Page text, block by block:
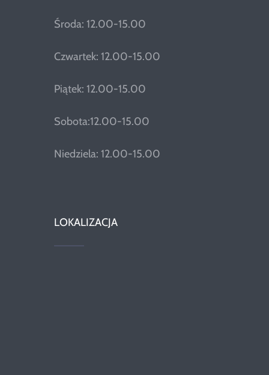
Środa: 12.00-15.00
Czwartek: 12.00-15.00
Piątek: 12.00-15.00
Sobota:12.00-15.00
Niedziela: 12.00-15.00
LOKALIZACJA